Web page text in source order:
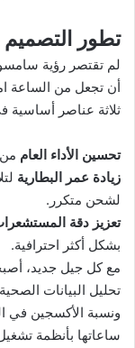
تطور التصميم
لم تقتصر رؤية
أن تجعل من الساعة
ثلاثة عناصر أساسية
تحسين الأداء العام
زيادة عمر البطارية
لشحن متكرر.
تعزيز دقة
بشكل أكثر احترافية.
مع كل جيل جديد،
تحليل البيانات
ونسبة الأكسجين في
ساعاتها بأنظمة